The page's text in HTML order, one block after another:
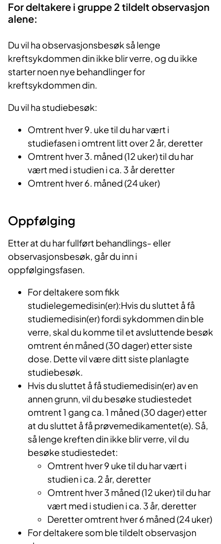
For deltakere i gruppe 2 tildelt observasjon
alene:
Du vil ha observasjonsbesøk så lenge
kreftsykdommen din ikke blir verre, og du ikke
starter noen nye behandlinger for
kreftsykdommen din.
Du vil ha studiebesøk:
Omtrent hver 9. uke til du har vært i
studiefasen i omtrent litt over 2 år, deretter
Omtrent hver 3. måned (12 uker) til du har
vært med i studien i ca. 3 år deretter
Omtrent hver 6. måned (24 uker)
Oppfølging
Etter at du har fullført behandlings- eller
observasjonsbesøk, går du inn i
oppfølgingsfasen.
For deltakere som fikk
studielegemedisin(er):Hvis du sluttet å få
studiemedisin(er) fordi sykdommen din ble
verre, skal du komme til et avsluttende besøk
omtrent én måned (30 dager) etter siste
dose. Dette vil være ditt siste planlagte
studiebesøk.
Hvis du sluttet å få studiemedisin(er) av en
annen grunn, vil du besøke studiestedet
omtrent 1 gang ca. 1 måned (30 dager) etter
at du sluttet å få prøvemedikamentet(e). Så,
så lenge kreften din ikke blir verre, vil du
besøke studiestedet:
Omtrent hver 9 uke til du har vært i
studien i ca. 2 år, deretter
Omtrent hver 3 måned (12 uker) til du har
vært med i studien i ca. 3 år, deretter
Deretter omtrent hver 6 måned (24 uker)
For deltakere som ble tildelt observasjon